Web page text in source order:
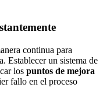
continua para
Establecer un sistema de
los puntos de mejora
fallo en el proceso